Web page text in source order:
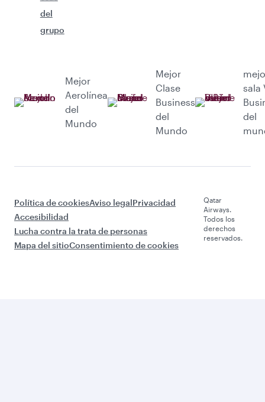
del
grupo
Mejor
Aerolínea
del
Mundo
Mejor
Clase
Business
del
Mundo
sala
del
Política de cookiesAviso legalPrivacidad
Accesibilidad
Lucha contra la trata de personas
Mapa del sitioConsentimiento de cookies
Qatar
Airways.
Todos los
derechos
reservados.